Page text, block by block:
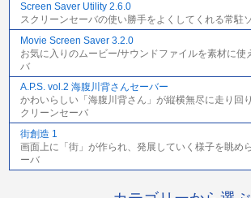
Screen Saver Utility 2.6.0
スクリーンセーバの使い勝手をよくしてくれる常駐
Movie Screen Saver 3.2.0
お気に入りのムービー/サウンドファイルを素材に使
バ
A.P.S. vol.2 海腹川背さんセーバー
かわいらしい「海腹川背さん」が縦横無尽に走り回
クリーンセーバ
街創造 1
画面上に「街」が作られ、発展していく様子を眺め
ーバ